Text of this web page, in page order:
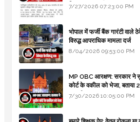
लिखा
7/27/2026 07:23:00 PM
भोपाल में फर्जी बैंक गारंटी वाले
विरुद्ध आपराधिक मामला दर्ज
8/04/2026 09:53:00 PM
MP OBC आरक्षण: सरकार ने
कोर्ट के वकील को भेजा, बताया
कानूनी आधार
7/30/2026 10:05:00 PM